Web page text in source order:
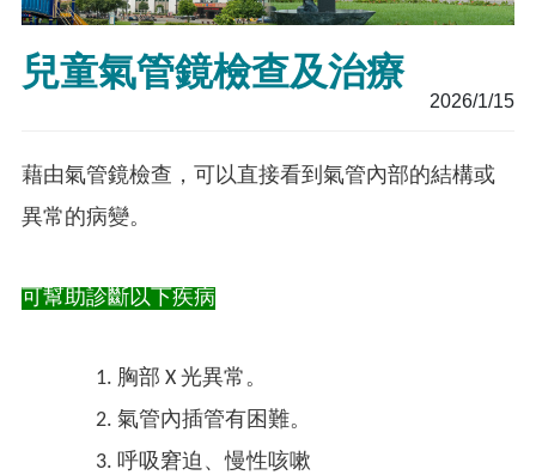
兒童氣管鏡檢查及治療
2026/1/15
藉由氣管鏡檢查，可以直接看到氣管內部的結構或
異常的病變。
可幫助診斷以下疾病
胸部 X 光異常。
氣管內插管有困難。
呼吸窘迫、慢性咳嗽